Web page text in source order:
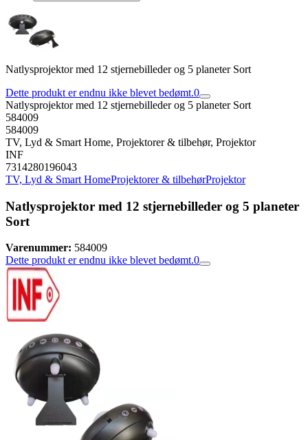
Natlysprojektor med 12 stjernebilleder og 5 planeter Sort
Dette produkt er endnu ikke blevet bedømt.0
Natlysprojektor med 12 stjernebilleder og 5 planeter Sort
584009
584009
TV, Lyd & Smart Home, Projektorer & tilbehør, Projektor
INF
7314280196043
TV, Lyd & Smart HomeProjektorer & tilbehørProjektor
Natlysprojektor med 12 stjernebilleder og 5 planeter
Sort
Varenummer: 584009
Dette produkt er endnu ikke blevet bedømt.0